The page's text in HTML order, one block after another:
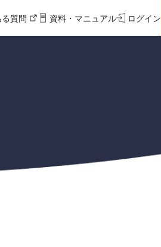
る質問 資料・マニュアル ログイン